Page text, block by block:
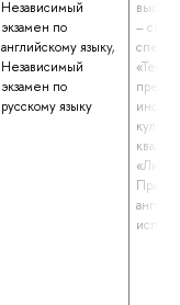
Независимый
экзамен по
английскому языку,
Независимый
экзамен по
русскому языку
–